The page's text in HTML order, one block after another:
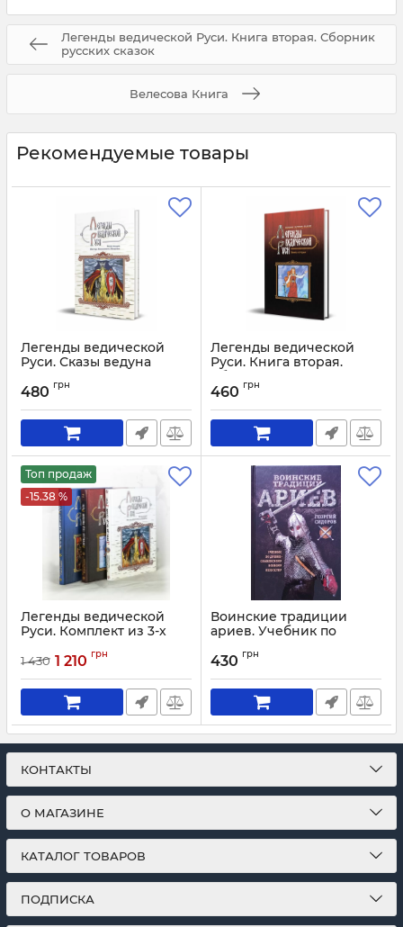
Легенды ведической Руси. Книга вторая. Сборник
русских сказок
Велесова Книга
Рекомендуемые товары
Легенды ведической
Руси. Сказы ведуна
Смирнова
Артикул: 1906
480 грн
Легенды ведической
Руси. Книга вторая.
Сборник русских сказок
Артикул:
460 грн
Топ продаж
-15.38 %
Легенды ведической
Руси. Комплект из 3-х
Артикул: 1599
1 430 1 210 грн
Воинские традиции
ариев. Учебник по
боевому искусству
Артикул: 1973
430 грн
КОНТАКТЫ
О МАГАЗИНЕ
КАТАЛОГ ТОВАРОВ
ПОДПИСКА